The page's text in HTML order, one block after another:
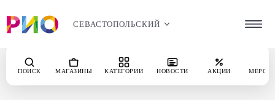
СЕВАСТОПОЛЬСКИЙ
ПОИСК МАГАЗИНЫ КАТЕГОРИИ НОВОСТИ АКЦИИ